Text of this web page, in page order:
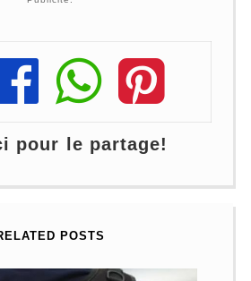
Share
Share
Share
pour le partage!
POSTS